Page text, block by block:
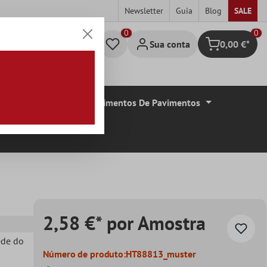
Newsletter Guia Blog SALE
Sua conta Carrinho de
0
0,00 €*
Revestimentos De Pavimentos
do
2,58 €* por Amostra
Número de produto:HT88813_muster